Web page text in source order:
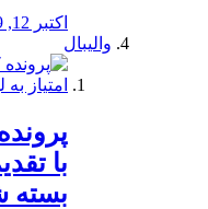
اکتبر 12, 2019
والیبال
با
بسته